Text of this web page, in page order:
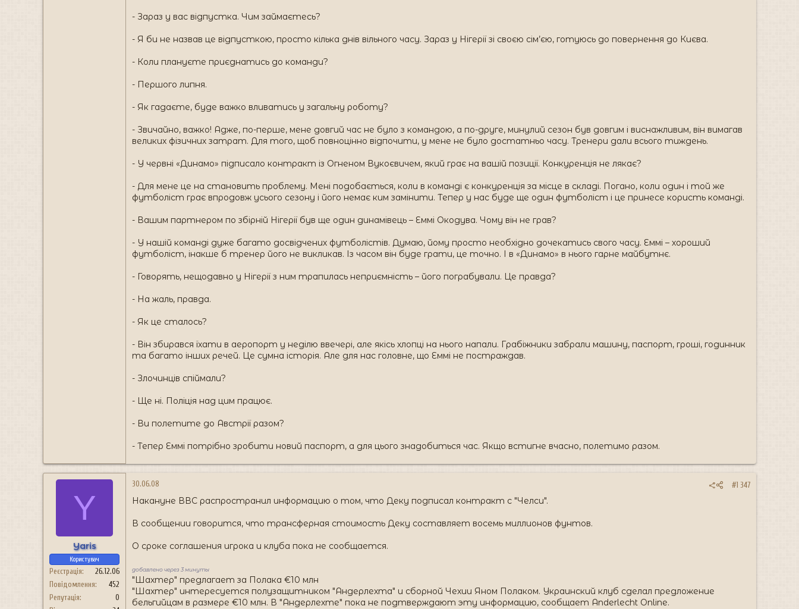
- Зараз у вас відпустка. Чим займаєтесь?
- Я би не назвав це відпусткою, просто кілька днів вільного часу. Зараз у Нігерії зі своєю сім’єю, готуюсь до повернення до Києва.
- Коли плануєте приєднатись до команди?
- Першого липня.
- Як гадаєте, буде важко вливатись у загальну роботу?
- Звичайно, важко! Адже, по-перше, мене довгий час не було з командою, а по-друге, минулий сезон був довгим і виснажливим, він вимагав
великих фізичних затрат. Для того, щоб повноцінно відпочити, у мене не було достатньо часу. Тренери дали всього тиждень.
- У червні «Динамо» підписало контракт із Огненом Вукоєвичем, який грає на вашій позиції. Конкуренція не лякає?
- Для мене це на становить проблему. Мені подобається, коли в команді є конкуренція за місце в складі. Погано, коли один і той же
футболіст грає впродовж усього сезону і його немає ким замінити. Тепер у нас буде ще один футболіст і це принесе користь команді.
- Вашим партнером по збірній Нігерії був ще один динамівець – Еммі Окодува. Чому він не грав?
- У нашій команді дуже багато досвідчених футболістів. Думаю, йому просто необхідно дочекатись свого часу. Еммі – хороший
футболіст, інакше б тренер його не викликав. Із часом він буде грати, це точно. І в «Динамо» в нього гарне майбутнє.
- Говорять, нещодавно у Нігерії з ним трапилась неприємність – його пограбували. Це правда?
- На жаль, правда.
- Як це сталось?
- Він збирався їхати в аеропорт у неділю ввечері, але якісь хлопці на нього напали. Грабіжники забрали машину, паспорт, гроші, годинник
та багато інших речей. Це сумна історія. Але для нас головне, що Еммі не постраждав.
- Злочинців спіймали?
- Ще ні. Поліція над цим працює.
- Ви полетите до Австрії разом?
- Тепер Еммі потрібно зробити новий паспорт, а для цього знадобиться час. Якщо встигне вчасно, полетимо разом.
Y
Yaris
Користувач
Реєстрація
26.12.06
Повідомлення
452
Репутація
0
30.06.08 #1 347
Накануне ВВС распространил информацию о том, что Деку подписал контракт с "Челси".
В сообщении говорится, что трансферная стоимость Деку составляет восемь миллионов фунтов.
О сроке соглашения игрока и клуба пока не сообщается.
добавлено через 3 минуты
"Шахтер" предлагает за Полака €10 млн
"Шахтер" интересуется полузащитником "Андерлехта" и сборной Чехии Яном Полаком. Украинский клуб сделал предложение
бельгийцам в размере €10 млн. В "Андерлехте" пока не подтверждают эту информацию, сообщает Anderlecht Online.